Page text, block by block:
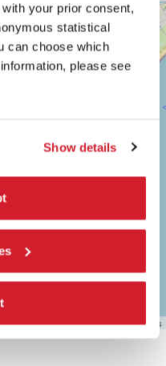
your prior consent,
statistical
can choose which
please see
Show details
Leaflet| ©OpenStreetMapcontributors